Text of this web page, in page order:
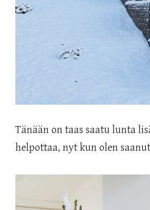
Tänään on taas saatu lunta
helpottaa, nyt kun olen